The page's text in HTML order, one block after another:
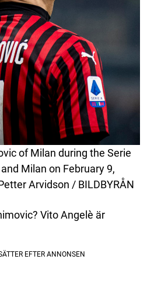
of Milan during the Serie
Milan on February 9,
Arvidson / BILDBYRÅN
Vito Angelè är